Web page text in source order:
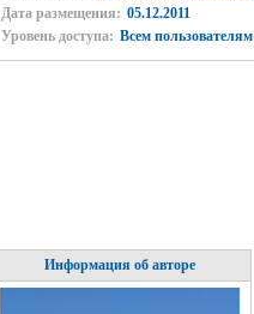
Дата размещения: 05.12.2011
Уровень доступа: Всем пользователям
Информация об авторе